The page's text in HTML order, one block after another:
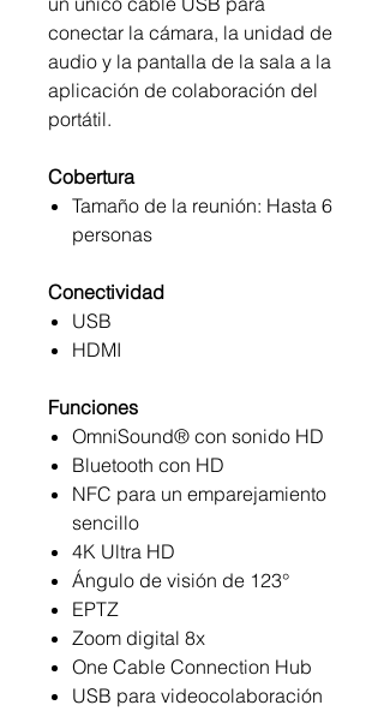
conectar la cámara, la unidad de
audio y la pantalla de la sala a la
aplicación de colaboración del
portátil.
Cobertura
Tamaño de la reunión: Hasta 6
personas
Conectividad
USB
HDMI
Funciones
OmniSound® con sonido HD
Bluetooth con HD
NFC para un emparejamiento
sencillo
4K Ultra HD
Ángulo de visión de 123°
EPTZ
Zoom digital 8x
One Cable Connection Hub
USB para videocolaboración